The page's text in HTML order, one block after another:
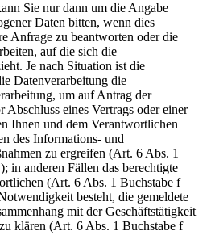
Sie nur dann um die Angabe
Daten bitten, wenn dies
Anfrage zu beantworten oder die
auf die sich die
Je nach Situation ist die
Datenverarbeitung die
um auf Antrag der
Abschluss eines Vertrags oder einer
Ihnen und dem Verantwortlichen
des Informations- und
zu ergreifen (Art. 6 Abs. 1
in anderen Fällen das berechtigte
(Art. 6 Abs. 1 Buchstabe f
besteht, die gemeldete
mit der Geschäftstätigkeit
klären (Art. 6 Abs. 1 Buchstabe f